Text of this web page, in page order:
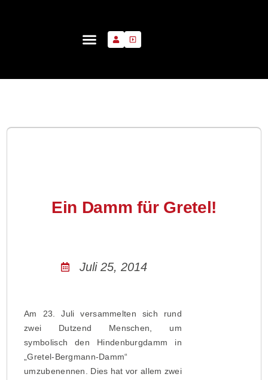
Ein Damm für Gretel!
Juli 25, 2014
Am 23. Juli versammelten sich rund
zwei Dutzend Menschen, um
symbolisch den Hindenburgdamm in
„Gretel-Bergmann-Damm“
umzubenennen. Dies hat vor allem zwei